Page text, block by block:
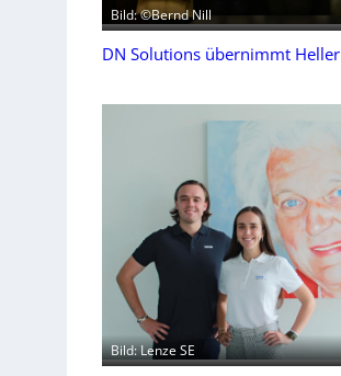
Bild: ©Bernd Nill
DN Solutions übernimmt Heller
Bild: Lenze SE